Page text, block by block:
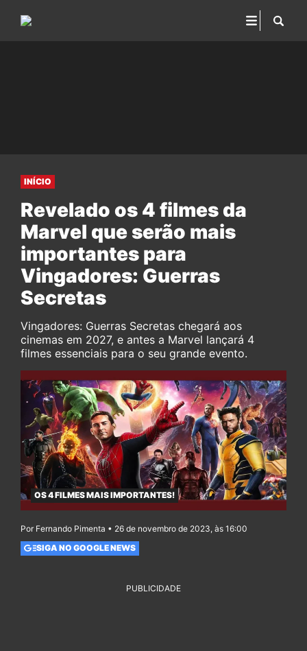
INÍCIO
Revelado os 4 filmes da
Marvel que serão mais
importantes para
Vingadores: Guerras
Secretas
Vingadores: Guerras Secretas chegará aos
cinemas em 2027, e antes a Marvel lançará 4
filmes essenciais para o seu grande evento.
OS 4 FILMES MAIS IMPORTANTES!
Por Fernando Pimenta • 26 de novembro de 2023, às 16:00
SIGA NO GOOGLE NEWS
PUBLICIDADE